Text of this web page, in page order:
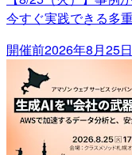
今すぐ実践できる多
開催前2026年8月25